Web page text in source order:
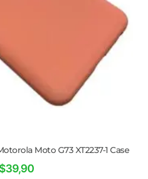
Moto G73 XT2237-1 Case
39,90